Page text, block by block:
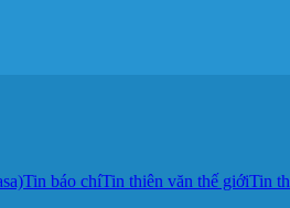
Tin báo chíTin thiên văn thế giớiTin